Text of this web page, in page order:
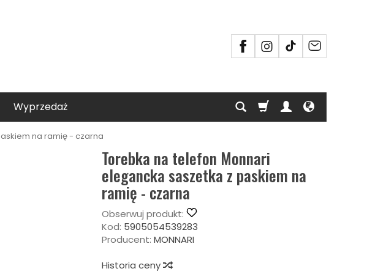
Wyprzedaż
na ramię - czarna
Torebka na telefon Monnari
elegancka saszetka z paskiem na
ramię - czarna
Obserwuj produkt:
Kod: 5905054539283
Producent: MONNARI
Historia ceny